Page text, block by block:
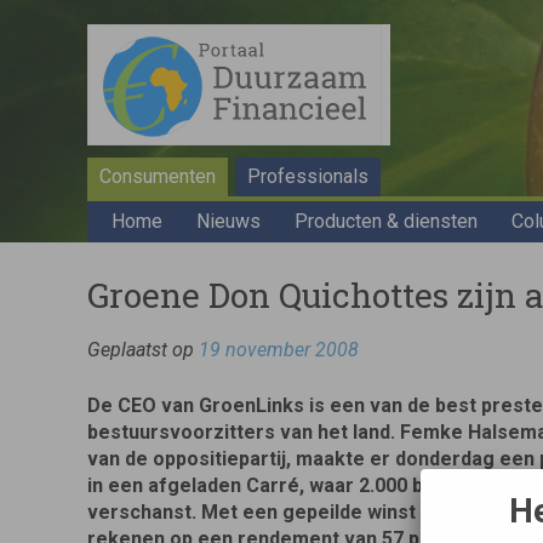
Consumenten
Professionals
Home
Nieuws Producten & diensten
Groene Don Quichottes zijn
Geplaatst op 19 november 2008
De CEO van GroenLinks is een van de best
bestuursvoorzitters van het land. Femke
van de oppositiepartij, maakte er donderdag
in een afgeladen Carré, waar 2.000 beleggers van
verschanst. Met een gepeilde winst van vier